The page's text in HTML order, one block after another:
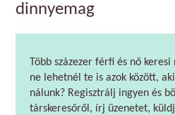
dinnyemag
Több százezer férfi és nő
ne lehetnél te is azok között,
nálunk? Regisztrálj ingyen és
társkeresőről, írj üzenetet,